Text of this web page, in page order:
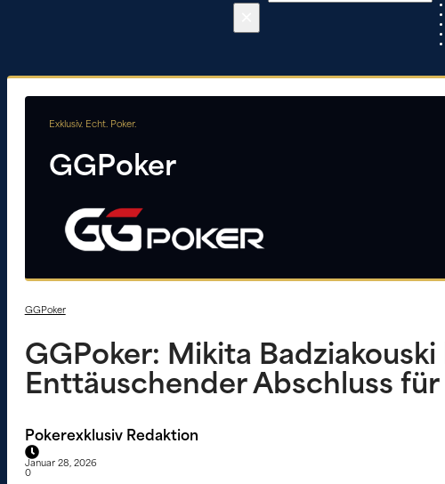
Exklusiv. Echt. Poker.
GGPoker
GGPoker
GGPoker: Mikita
Enttäuschender Abschluss für
Pokerexklusiv Redaktion
Januar 28, 2026
0